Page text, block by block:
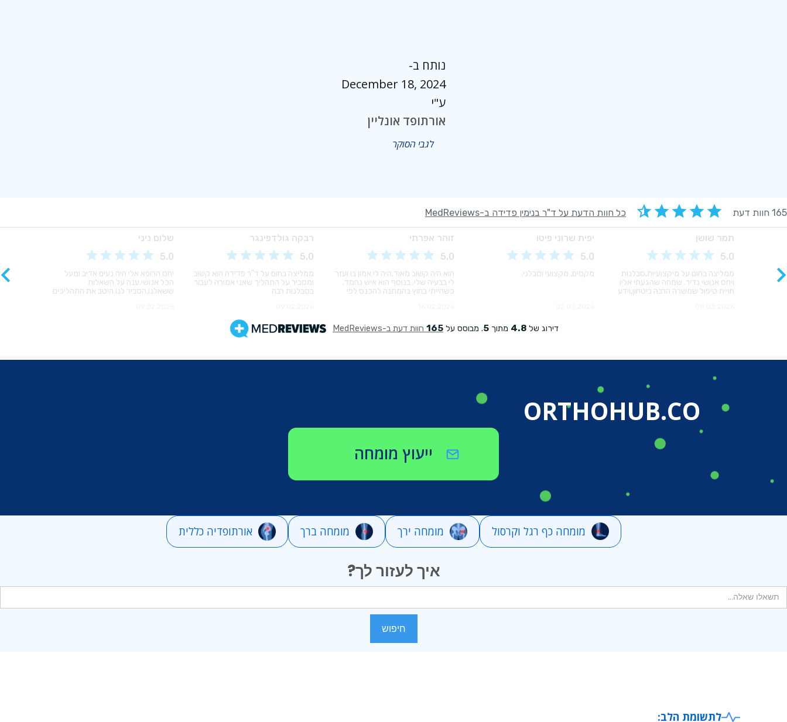
נותח ב-
December 18, 2024
ע"י
אורתופד אונליין
לגבי הסוקר
ORTHOHUB.CO
ייעוץ מומחה
אורתופדיה כללית מומחה ברך מומחה ירך מומחה כף רגל וקרסול
איך לעזור לך?
לתשומת הלב: